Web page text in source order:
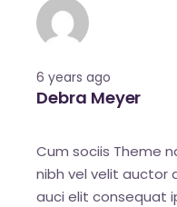
6 years ago
Debra Meyer
Cum sociis Theme
nibh vel velit auctor
auci elit consequat